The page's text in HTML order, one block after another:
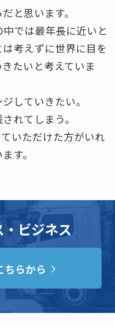
と思います。
では最年長に近いと
考えずに世界に目を
たいと考えていま
していきたい。
れてしまう。
いただけた方がいれ
す。
ビジネス
ちらから